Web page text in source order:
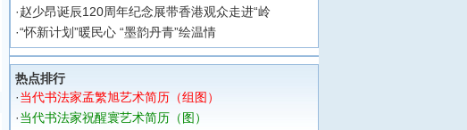
·赵少昂诞辰120周年纪念展带香港观众走进“岭
·“怀新计划”暖民心 “墨韵丹青”绘温情
热点排行
·当代书法家孟繁旭艺术简历（组图）
·当代书法家祝醒寰艺术简历（图）